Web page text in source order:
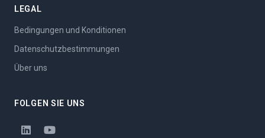
LEGAL
Bedingungen und Konditionen
Datenschutzbestimmungen
Über uns
FOLGEN SIE UNS